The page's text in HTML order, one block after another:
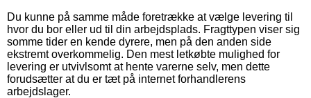
Du kunne på samme måde foretrække at vælge levering til
hvor du bor eller ud til din arbejdsplads. Fragttypen viser sig
somme tider en kende dyrere, men på den anden side
ekstremt overkommelig. Den mest letkøbte mulighed for
levering er utvivlsomt at hente varerne selv, men dette
forudsætter at du er tæt på internet forhandlerens
arbejdslager.